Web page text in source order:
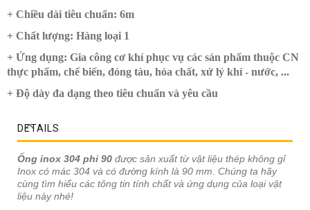
+ Chiều dài tiêu chuẩn: 6m
+ Chất lượng: Hàng loại 1
+ Ứng dụng: Gia công cơ khí phục vụ các sản phẩm thuộc CN
thực phẩm, chế biến, đóng tàu, hóa chất, xử lý khí - nước, ...
+ Độ dày đa dạng theo tiêu chuẩn và yêu cầu
DETAILS
Ống inox 304 phi 90 được sản xuất từ vật liệu thép không gỉ
Inox có mác 304 và có đường kính là 90 mm. Chúng ta hãy
cùng tìm hiểu các tông tin tính chất và ứng dụng của loại vật
liệu này nhé!